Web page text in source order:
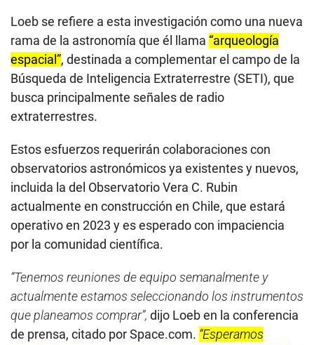
Loeb se refiere a esta investigación como una nueva
rama de la astronomía que él llama “arqueología
espacial”, destinada a complementar el campo de la
Búsqueda de Inteligencia Extraterrestre (SETI), que
busca principalmente señales de radio
extraterrestres.
Estos esfuerzos requerirán colaboraciones con
observatorios astronómicos ya existentes y nuevos,
incluida la del Observatorio Vera C. Rubin
actualmente en construcción en Chile, que estará
operativo en 2023 y es esperado con impaciencia
por la comunidad científica.
“Tenemos reuniones de equipo semanalmente y
actualmente estamos seleccionando los instrumentos
que planeamos comprar”, dijo Loeb en la conferencia
de prensa, citado por Space.com. “Esperamos